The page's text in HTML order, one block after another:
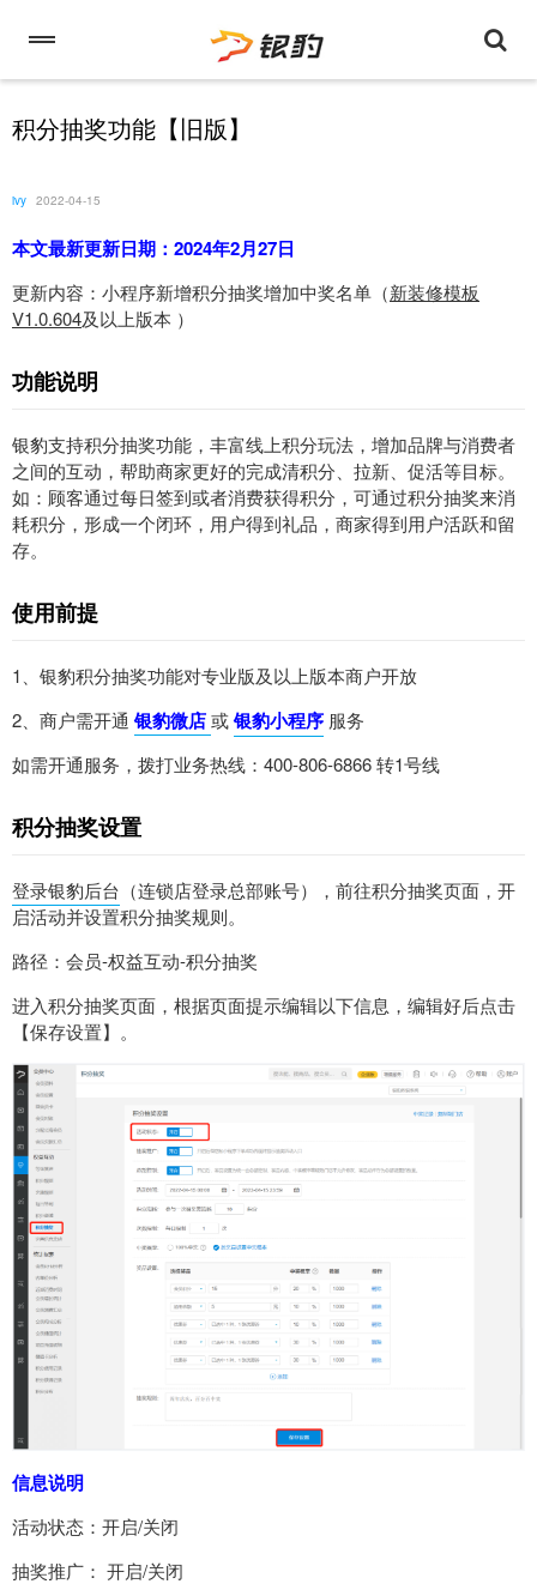
积分抽奖功能【旧版】
ivy 2022-04-15
本文最新更新日期：2024年2月27日
更新内容：小程序新增积分抽奖增加中奖名单（新装修模板
V1.0.604及以上版本 ）
功能说明
银豹支持积分抽奖功能，丰富线上积分玩法，增加品牌与消费者
之间的互动，帮助商家更好的完成清积分、拉新、促活等目标。
如：顾客通过每日签到或者消费获得积分，可通过积分抽奖来消
耗积分，形成一个闭环，用户得到礼品，商家得到用户活跃和留
存。
使用前提
1、银豹积分抽奖功能对专业版及以上版本商户开放
2、商户需开通银豹微店或银豹小程序 服务
如需开通服务，拨打业务热线：400-806-6866 转1号线
积分抽奖设置
登录银豹后台 （连锁店登录总部账号），前往积分抽奖页面，开
启活动并设置积分抽奖规则。
路径：会员-权益互动-积分抽奖
进入积分抽奖页面，根据页面提示编辑以下信息，编辑好后点击
【保存设置】。
信息说明
活动状态：开启/关闭
抽奖推广： 开启/关闭